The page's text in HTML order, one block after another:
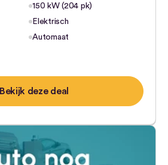
150 kW (204 pk)
Elektrisch
Automaat
Bekijk deze deal